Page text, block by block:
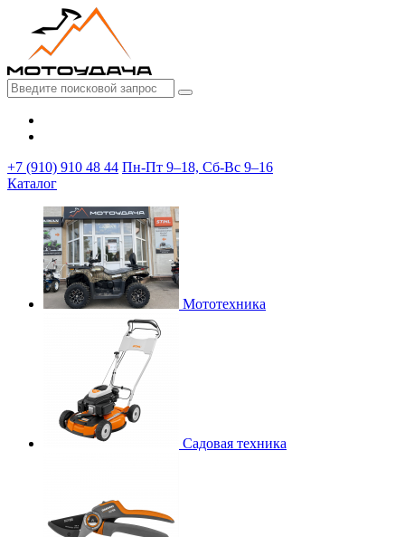
+7 (910) 910 48 44 Пн-Пт 9–18, Сб-Вс 9–16
Каталог
Мототехника
Садовая техника